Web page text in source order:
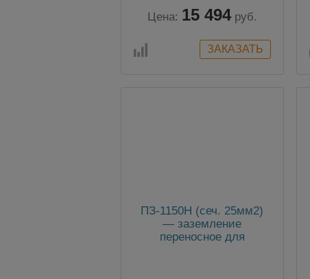
Цена: 15 494 руб.
ПЗ-1150Н (сеч. 25мм2)
— заземление
переносное для